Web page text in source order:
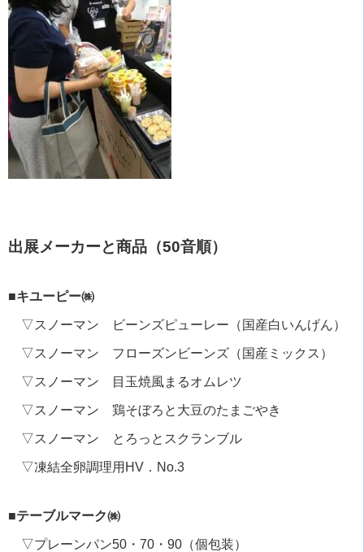
出展メーカーと商品（50音順）
■キユーピー㈱
▽スノーマン ビーンズピューレー（国産白いんげん）
▽スノーマン フローズンビーンズ（国産ミックス）
▽スノーマン 目玉焼風まるオムレツ
▽スノーマン 鶏そぼろと大豆のたまごやき
▽スノーマン とろっとスクランブル
▽凍結全卵調理用HV．No.3
■テーブルマーク㈱
▽プレーンパン50・70・90（個包装）